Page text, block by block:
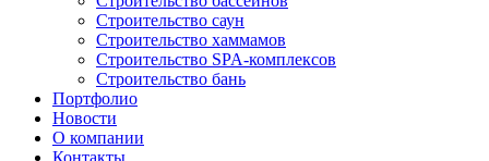
Строительство саун
Строительство хаммамов
Строительство SPA-комплексов
Строительство бань
Портфолио
Новости
O компании
Контакты